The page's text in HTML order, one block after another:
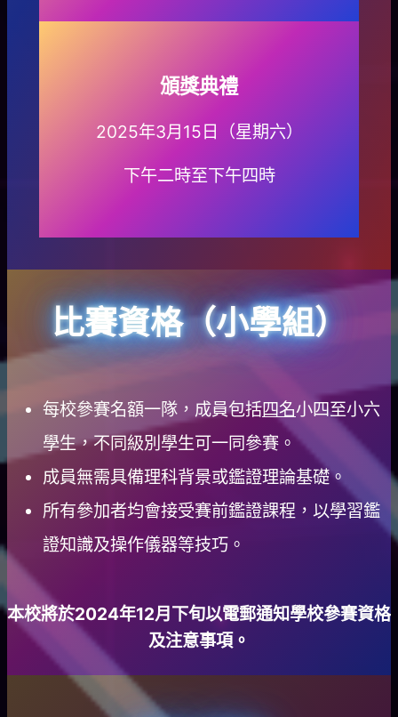
頒獎典禮
2025年3月15日（星期六）
下午二時至下午四時
比賽資格（小學組）
每校參賽名額一隊，成員包括四名小四至小六
學生，不同級別學生可一同參賽。
成員無需具備理科背景或鑑證理論基礎。
所有參加者均會接受賽前鑑證課程，以學習鑑
證知識及操作儀器等技巧。
本校將於2024年12月下旬以電郵通知學校參賽資格
及注意事項。